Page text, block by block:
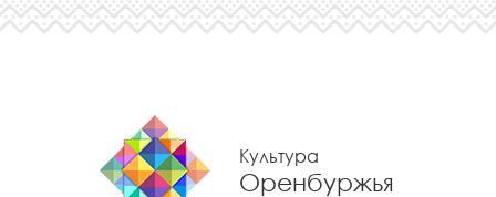
Культура
Оренбуржья